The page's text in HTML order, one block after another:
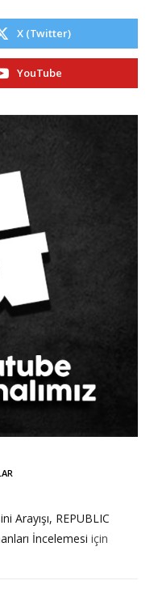
X (Twitter)
YouTube
Arayışı, REPUBLIC
İncelemesi için